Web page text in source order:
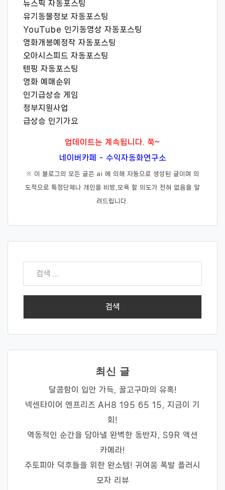
뉴스픽 자동포스팅
유기동물정보 자동포스팅
YouTube 인기동영상 자동포스팅
영화개봉예정작 자동포스팅
오아시스피드 자동포스팅
텐핑 자동포스팅
영화 예매순위
인기급상승 게임
정부지원사업
급상승 인기가요
업데이트는 계속됩니다. 쭉~
네이버카페 - 수익자동화연구소
※ 이 블로그의 모든 글은 ai 에 의해 자동으로 생성된 글이며 의
도적으로 특정단체나 개인을 비방,모욕 할 의도가 전혀 없음을 알
려드립니다.
검
최신 글
달콤함이 입안 가득, 꿀고구마의 유혹!
넥센타이어 엔프리즈 AH8 195 65 15, 지금이 기
회!
역동적인 순간을 담아낼 완벽한 동반자, S9R 액션
카메라!
주토피아 덕후들을 위한 완소템! 귀여움 폭발 플러시
모자 리뷰